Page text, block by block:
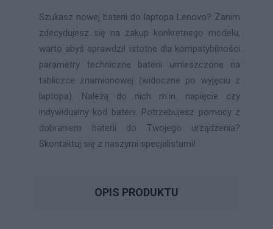
Szukasz nowej baterii do laptopa Lenovo? Zanim
zdecydujesz się na zakup konkretnego modelu,
warto abyś sprawdził istotne dla kompatybilności
parametry techniczne baterii umieszczone na
tabliczce znamionowej (widoczne po wyjęciu z
laptopa). Należą do nich m.in. napięcie czy
indywidualny kod baterii. Potrzebujesz pomocy z
dobraniem baterii do Twojego urządzenia?
Skontaktuj się z naszymi specjalistami!
OPIS PRODUKTU